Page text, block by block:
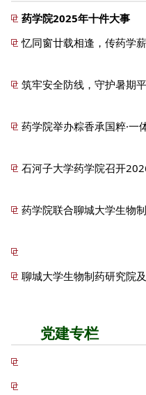
药学院2025年十件大事
忆同窗廿载相逢，传药学
筑牢安全防线，守护暑期
药学院举办粽香承国粹·一
石河子大学药学院召开
药学院联合聊城大学生物
聊城大学生物制药研究院
党建专栏